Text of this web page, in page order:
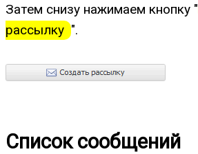
Затем снизу нажимаем кнопку "
рассылку ".
Список сообщений